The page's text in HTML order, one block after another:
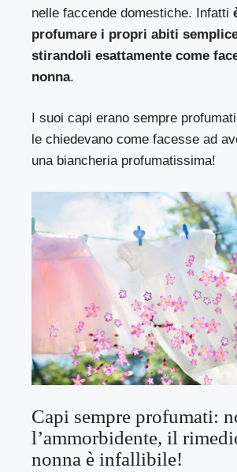
nelle faccende domestiche. Infatti
profumare i propri abiti
stirandoli esattamente come
nonna.
I suoi capi erano sempre
le chiedevano come facesse ad
una biancheria profumatissima!
Capi sempre profumati:
l’ammorbidente, il
nonna è infallibile!